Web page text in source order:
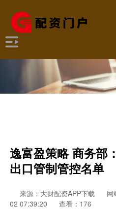
逸富盈策略 商务部
出口管制管控名单
来源：大财配资APP下载 网
02 07:39:20
查看：176